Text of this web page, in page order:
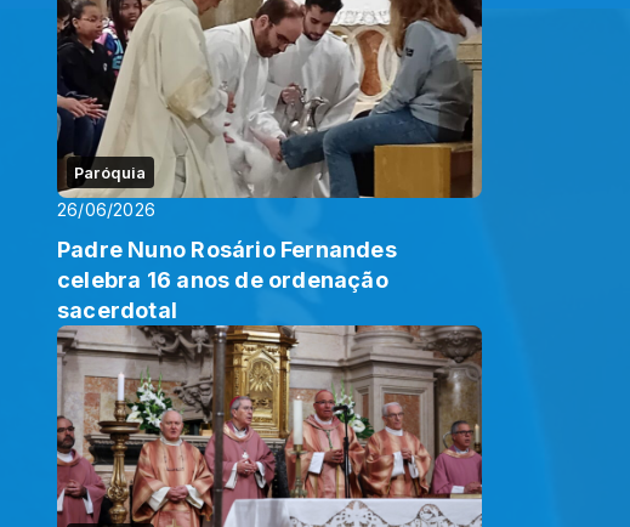
Paróquia
26/06/2026
Padre Nuno Rosário Fernandes
celebra 16 anos de ordenação
sacerdotal